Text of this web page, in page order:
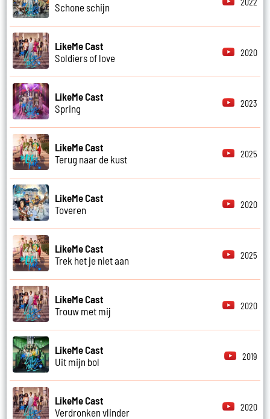
Schone schijn
LikeMe Cast
Soldiers of love
2020
LikeMe Cast
Spring
2023
LikeMe Cast
Terug naar de kust
2025
LikeMe Cast
Toveren
2020
LikeMe Cast
Trek het je niet aan
2025
LikeMe Cast
Trouw met mij
2020
LikeMe Cast
Uit mijn bol
2019
LikeMe Cast
Verdronken vlinder
2020